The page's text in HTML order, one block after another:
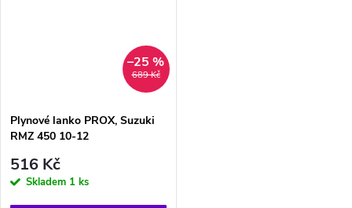
689 Kč
–25 %
Plynové lanko PROX, Suzuki
RMZ 450 10-12
516 Kč
Skladem 1 ks